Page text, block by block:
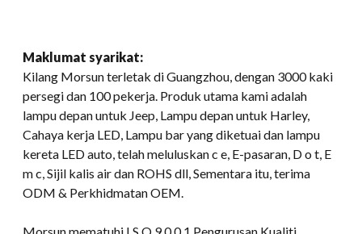
Maklumat syarikat:
Kilang Morsun terletak di Guangzhou, dengan 3000 kaki
persegi dan 100 pekerja. Produk utama kami adalah
lampu depan untuk Jeep, Lampu depan untuk Harley,
Cahaya kerja LED, Lampu bar yang diketuai dan lampu
kereta LED auto, telah meluluskan c e, E-pasaran, D o t, E
m c, Sijil kalis air dan ROHS dll, Sementara itu, terima
ODM & Perkhidmatan OEM.
Morsun mematuhi I S O 9 0 0 1 Pengurusan Kualiti.